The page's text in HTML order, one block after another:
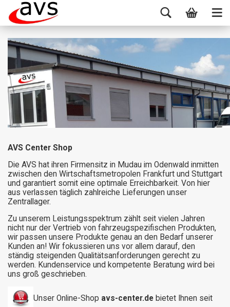
AVS Center Shop
Die AVS hat ihren Firmensitz in Mudau im Odenwald inmitten
zwischen den Wirtschaftsmetropolen Frankfurt und Stuttgart
und garantiert somit eine optimale Erreichbarkeit. Von hier
aus verlassen täglich zahlreiche Lieferungen unser
Zentrallager.
Zu unserem Leistungsspektrum zählt seit vielen Jahren
nicht nur der Vertrieb von fahrzeugspezifischen Produkten,
wir passen unsere Produkte genau an den Bedarf unserer
Kunden an! Wir fokussieren uns vor allem darauf, den
ständig steigenden Qualitätsanforderungen gerecht zu
werden. Kundenservice und kompetente Beratung wird bei
uns groß geschrieben.
Unser Online-Shop avs-center.de bietet Ihnen seit